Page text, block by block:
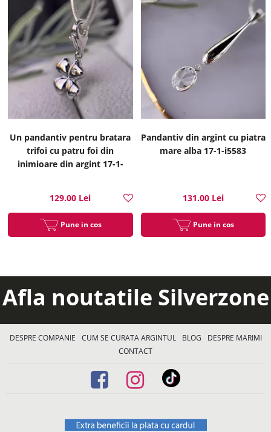
Un pandantiv pentru bratara
trifoi cu patru foi din
inimioare din argint 17-1-
129.00 Lei
Pune in cos
Pandantiv din argint cu piatra
mare alba 17-1-i5583
131.00 Lei
Pune in cos
Afla noutatile Silverzone
DESPRE COMPANIE CUM SE CURATA ARGINTUL BLOG
DESPRE MARIMI
CONTACT